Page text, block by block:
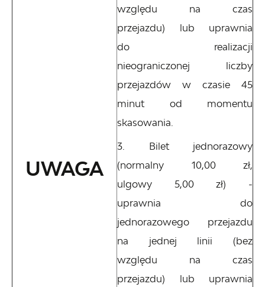
UWAGA
względu na czas
przejazdu) lub uprawnia
do realizacji
nieograniczonej liczby
przejazdów w czasie 45
minut od momentu
skasowania.
Bilet jednorazowy
(normalny 10,00 zł,
ulgowy 5,00 zł) -
uprawnia do
jednorazowego przejazdu
na jednej linii (bez
względu na czas
przejazdu) lub uprawnia